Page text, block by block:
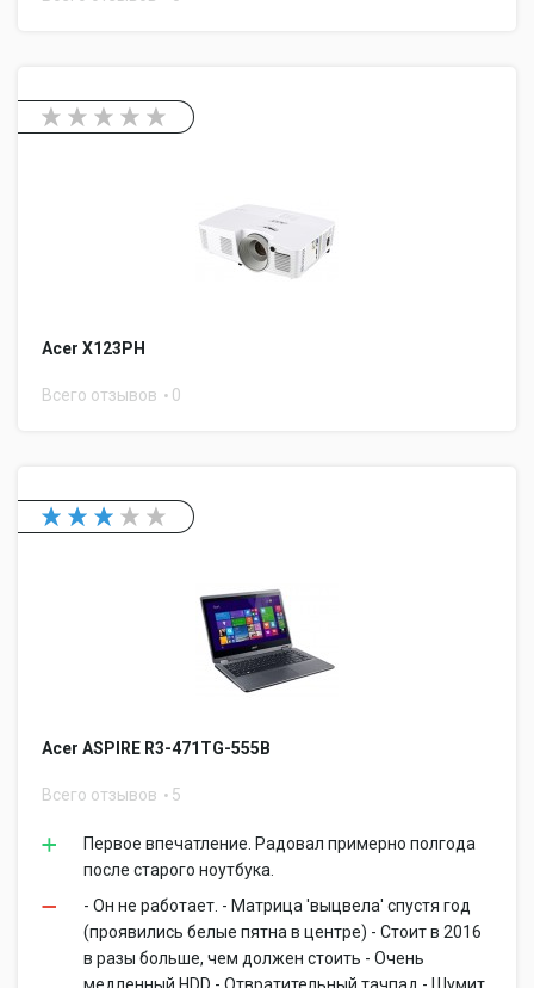
Acer X123PH
Всего отзывов 0
Acer ASPIRE R3-471TG-555B
Всего отзывов 5
Первое впечатление. Радовал примерно полгода
после старого ноутбука.
- Он не работает. - Матрица 'выцвела' спустя год
(проявились белые пятна в центре) - Стоит в 2016
в разы больше, чем должен стоить - Очень